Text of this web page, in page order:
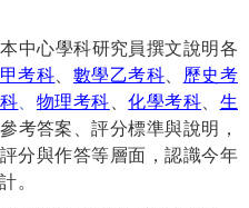
中心學科研究員撰文說明各
考科 數學乙考科
歷史考
物理考科 、化學考科
生
考答案、評分標準與說明，
分與作答等層面，認識今年
。